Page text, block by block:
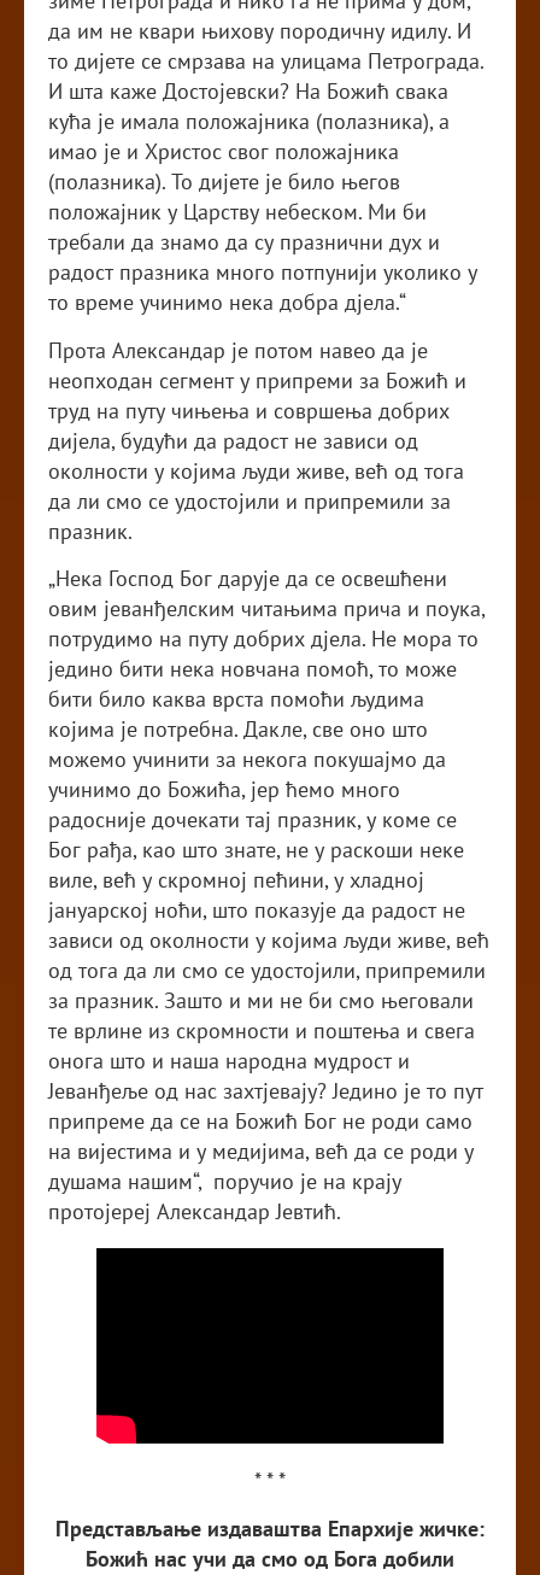
да им не квари њихову породичну идилу. И
то дијете се смрзава на улицама Петрограда.
И шта каже Достојевски? На Божић свака
кућа је имала положајника (полазника), а
имао је и Христос свог положајника
(полазника). То дијете је било његов
положајник у Царству небеском. Ми би
требали да знамо да су празнични дух и
радост празника много потпунији уколико у
то време учинимо нека добра дјела.“
Прота Александар је потом навео да је
неопходан сегмент у припреми за Божић и
труд на путу чињења и совршења добрих
дијела, будући да радост не зависи од
околности у којима људи живе, већ од тога
да ли смо се удостојили и припремили за
празник.
„Нека Господ Бог дарује да се освешћени
овим јеванђелским читањима прича и поука,
потрудимо на путу добрих дјела. Не мора то
једино бити нека новчана помоћ, то може
бити било каква врста помоћи људима
којима је потребна. Дакле, све оно што
можемо учинити за некога покушајмо да
учинимо до Божића, јер ћемо много
радосније дочекати тај празник, у коме се
Бог рађа, као што знате, не у раскоши неке
виле, већ у скромној пећини, у хладној
јануарској ноћи, што показује да радост не
зависи од околности у којима људи живе, већ
од тога да ли смо се удостојили, припремили
за празник. Зашто и ми не би смо његовали
те врлине из скромности и поштења и свега
онога што и наша народна мудрост и
Јеванђеље од нас захтјевају? Једино је то пут
припреме да се на Божић Бог не роди само
на вијестима и у медијима, већ да се роди у
душама нашим“, поручио је на крају
протојереј Александар Јевтић.
* * *
Представљање издаваштва Епархије жичке:
Божић нас учи да смо од Бога добили